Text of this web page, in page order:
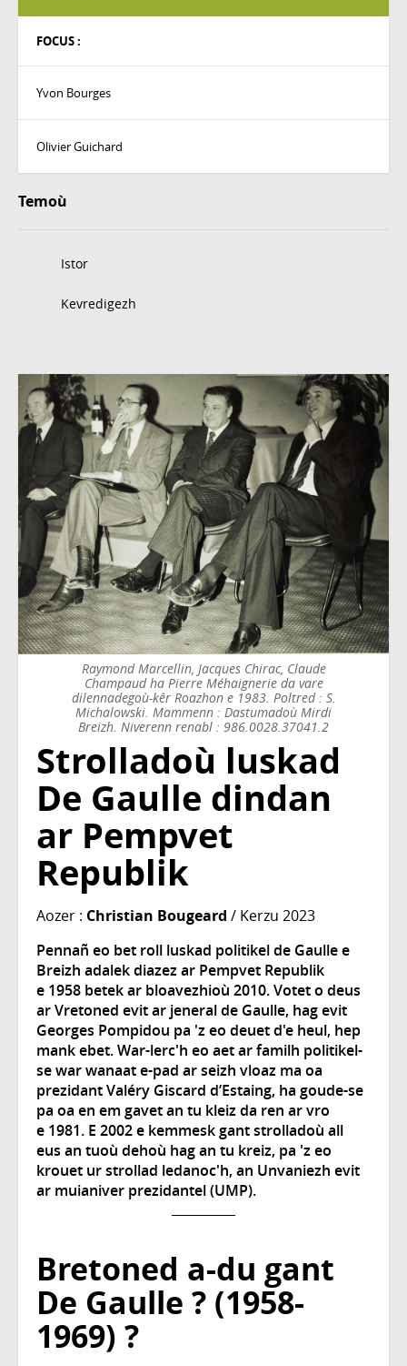
FOCUS :
Yvon Bourges
Olivier Guichard
Temoù
Istor
Kevredigezh
Raymond Marcellin, Jacques Chirac, Claude
Champaud ha Pierre Méhaignerie da vare
dilennadegoù-kêr Roazhon e 1983. Poltred : S.
Michalowski. Mammenn : Dastumadoù Mirdi
Breizh. Niverenn renabl : 986.0028.37041.2
Strolladoù luskad
De Gaulle dindan
ar Pempvet
Republik
Aozer : Christian Bougeard / Kerzu 2023
Pennañ eo bet roll luskad politikel de Gaulle e
Breizh adalek diazez ar Pempvet Republik
e 1958 betek ar bloavezhioù 2010. Votet o deus
ar Vretoned evit ar jeneral de Gaulle, hag evit
Georges Pompidou pa 'z eo deuet d'e heul, hep
mank ebet. War-lerc'h eo aet ar familh politikel-
se war wanaat e-pad ar seizh vloaz ma oa
prezidant Valéry Giscard d’Estaing, ha goude-se
pa oa en em gavet an tu kleiz da ren ar vro
e 1981. E 2002 e kemmesk gant strolladoù all
eus an tuoù dehoù hag an tu kreiz, pa 'z eo
krouet ur strollad ledanoc'h, an Unvaniezh evit
ar muianiver prezidantel (UMP).
Bretoned a-du gant
De Gaulle ? (1958-
1969) ?